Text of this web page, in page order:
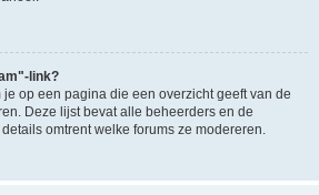
link?
op een pagina die een overzicht geeft van de
Deze lijst bevat alle beheerders en de
omtrent welke forums ze modereren.